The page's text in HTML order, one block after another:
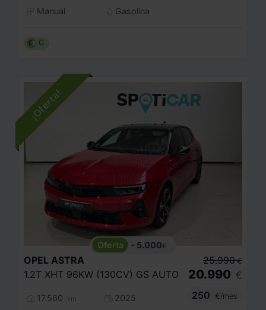
Manual
Gasolina
C
- 5.000€
OPEL ASTRA
1.2T XHT 96KW (130CV) GS AUTO
17.560 km
2025
25.990 €
20.990 €
250
€/mes